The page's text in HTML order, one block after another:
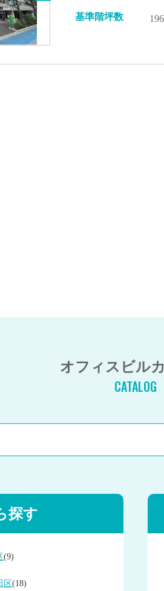
基準階坪数
オフィスビル
CATALOG
探す
(9)
区(18)